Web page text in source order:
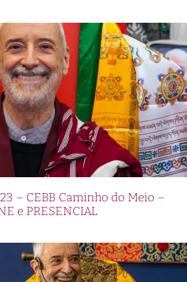
– CEBB Caminho do Meio –
e PRESENCIAL